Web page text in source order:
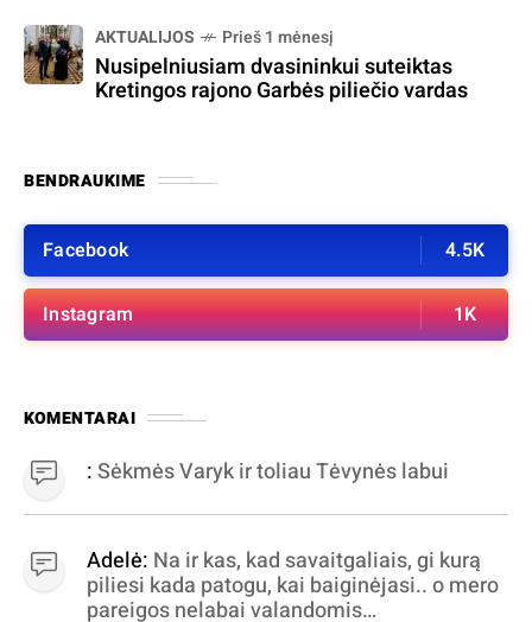
AKTUALIJOS Prieš 1 mėnesį
Nusipelniusiam dvasininkui suteiktas
Kretingos rajono Garbės piliečio vardas
BENDRAUKIME
Facebook 4.5K
Instagram 1K
KOMENTARAI
:Sėkmės Varyk ir toliau Tėvynės labui
Adelė: Na ir kas, kad savaitgaliais, gi kurą
piliesi kada patogu, kai baiginėjasi.. o mero
pareigos nelabai valandomis